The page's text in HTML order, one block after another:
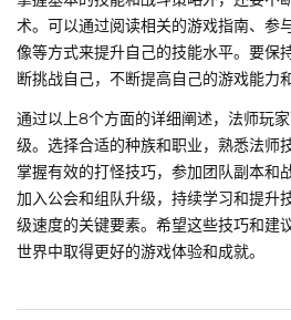
术。可以通过阅读相关的游戏指南、参
像等方式来提升自己的技能水平。要保
断挑战自己，不断提高自己的游戏能力
通过以上8个方面的详细阐述，法师玩
级。选择合适的种族和职业，熟悉法师
掌握有效的打怪技巧，参加团队副本和
加入公会和组队升级，持续学习和提升
级速度的关键要素。希望这些技巧和建
世界中取得更好的游戏体验和成就。